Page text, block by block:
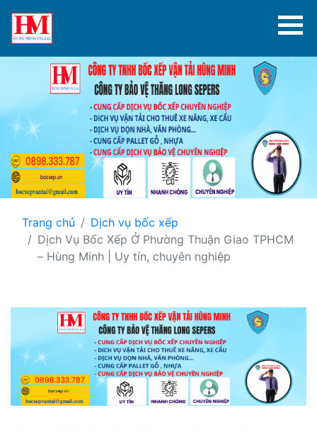
Trang chủ
Dịch vụ bốc xếp
Dịch Vụ Bốc Xếp Ở Phường Thuận Giao TPHCM
– Hùng Minh | Uy tín, chuyên nghiệp